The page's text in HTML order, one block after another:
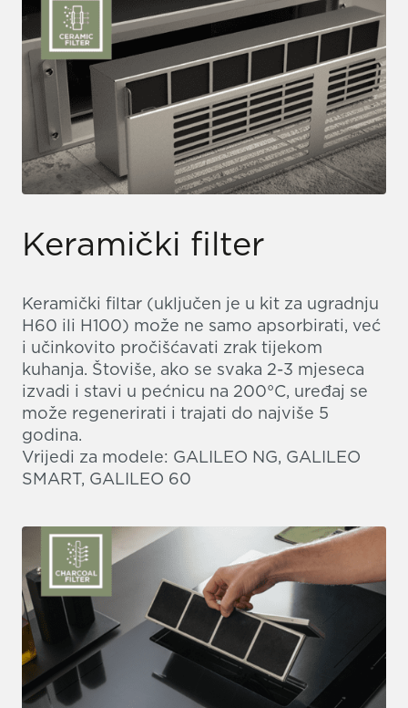
Keramički filter
Keramički filtar (uključen je u kit za ugradnju
H60 ili H100) može ne samo apsorbirati, već
i učinkovito pročišćavati zrak tijekom
kuhanja. Štoviše, ako se svaka 2-3 mjeseca
izvadi i stavi u pećnicu na 200°C, uređaj se
može regenerirati i trajati do najviše 5
godina.
Vrijedi za modele: GALILEO NG, GALILEO
SMART, GALILEO 60